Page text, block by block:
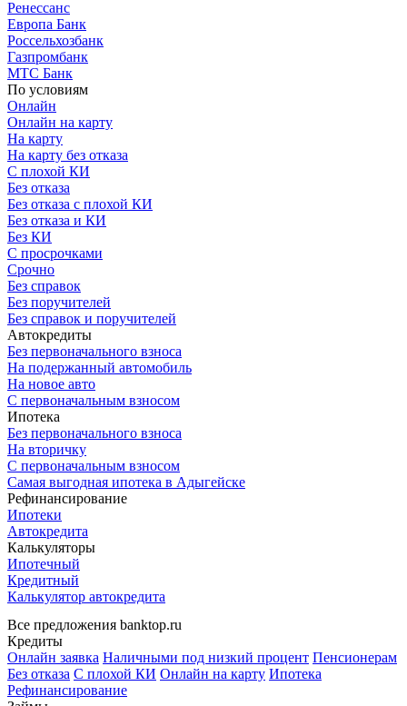
Ренессанс
Европа Банк
Россельхозбанк
Газпромбанк
МТС Банк
По условиям
Онлайн
Онлайн на карту
На карту
На карту без отказа
С плохой КИ
Без отказа
Без отказа с плохой КИ
Без отказа и КИ
Без КИ
С просрочками
Срочно
Без справок
Без поручителей
Без справок и поручителей
Автокредиты
Без первоначального взноса
На подержанный автомобиль
На новое авто
С первоначальным взносом
Ипотека
Без первоначального взноса
На вторичку
С первоначальным взносом
Самая выгодная ипотека в Адыгейске
Рефинансирование
Ипотеки
Автокредита
Калькуляторы
Ипотечный
Кредитный
Калькулятор автокредита
Все предложения banktop.ru
Кредиты
Онлайн заявка Наличными под низкий процент Пенсионерам
Без отказа С плохой КИ Онлайн на карту Ипотека
Рефинансирование